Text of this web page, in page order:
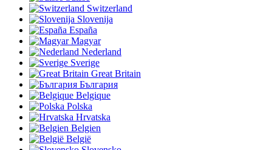
Switzerland
Slovenija
España
Magyar
Nederland
Sverige
Great Britain
България
Belgique
Polska
Hrvatska
Belgien
België